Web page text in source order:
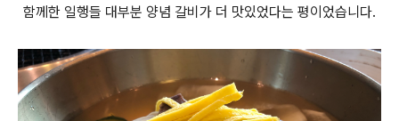
함께한 일행들 대부분 양념 갈비가 더 맛있었다는 평이었습니다.